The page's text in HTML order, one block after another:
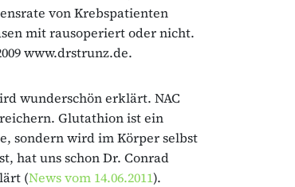
von Krebspatienten
mit rausoperiert oder nicht.
www.drstrunz.de.
wunderschön erklärt. NAC
Glutathion ist ein
sondern wird im Körper selbst
hat uns schon Dr. Conrad
(News vom 14.06.2011).